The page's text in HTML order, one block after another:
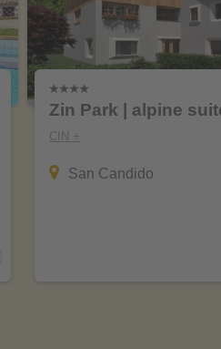
Zin Park | alpine
CIN +
San Candido